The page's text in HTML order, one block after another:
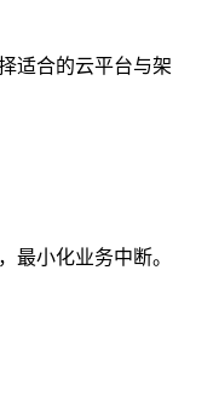
适合的云平台与架
最小化业务中断。